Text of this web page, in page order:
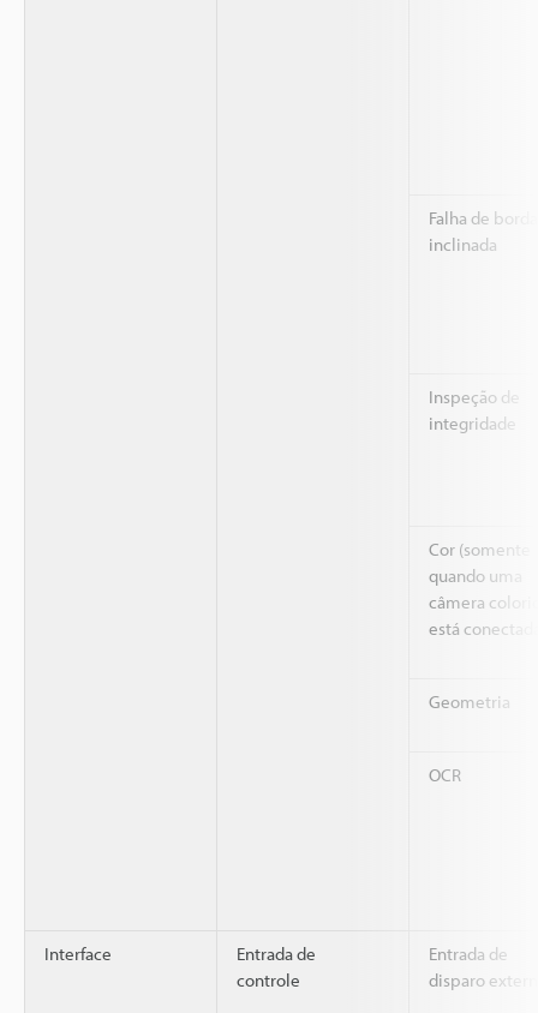
Falha de borda
inclinada
Inspeção de
integridade
Cor (somente
quando uma
câmera
está
Geometria
OCR
Interface
Entrada de
controle
Entrada de
disparo